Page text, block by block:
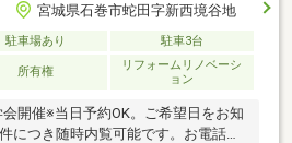
宮城県石巻市蛇田字新西境谷地
駐車場あり 駐車3台
所有権
リフォームリノベーシ
ョン
開催※当日予約OK。ご希望日をお知
につき随時内覧可能です。お電話か